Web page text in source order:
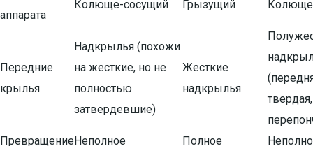
аппарата
Колюще-сосущий Грызущий
Передние
крылья
Надкрылья (похожи
на жесткие, но не
полностью
затвердевшие)
Жесткие
надкрылья
ПревращениеНеполное Полное